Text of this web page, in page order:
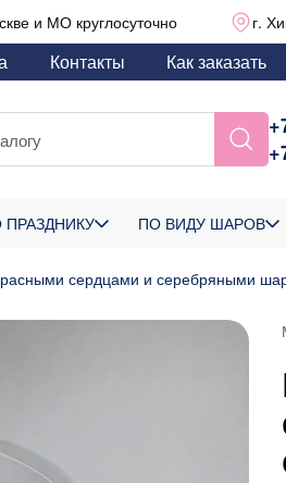
и МО круглосуточно г.
Контакты Как заказать
ПРАЗДНИКУ ПО ВИДУ ШАРОВ
сердцами и серебряными